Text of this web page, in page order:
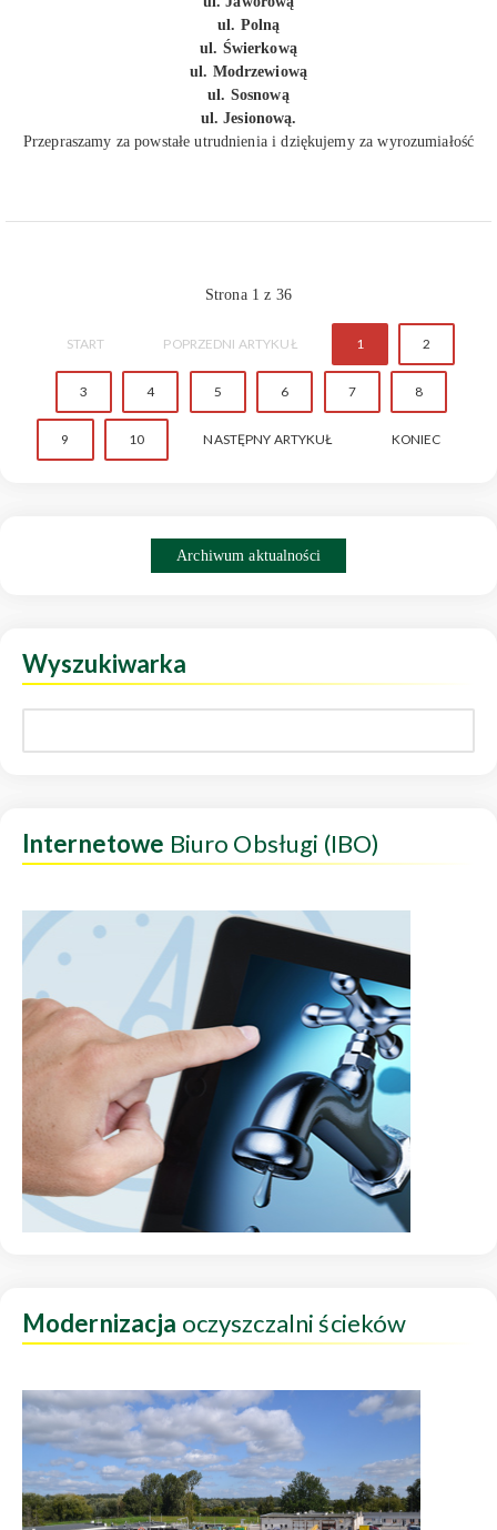
ul. Polną
ul. Świerkową
ul. Modrzewiową
ul. Sosnową
ul. Jesionową.
Przepraszamy za powstałe utrudnienia i dziękujemy za wyrozumiałość
Strona 1 z 36
START POPRZEDNI ARTYKUŁ 1 2
3 4 5 6 7 8
9 10 NASTĘPNY ARTYKUŁ KONIEC
Archiwum aktualności
Wyszukiwarka
Internetowe Biuro Obsługi (IBO)
Modernizacja oczyszczalni ścieków